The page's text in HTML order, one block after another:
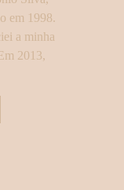
em 1998.
a minha
2013,